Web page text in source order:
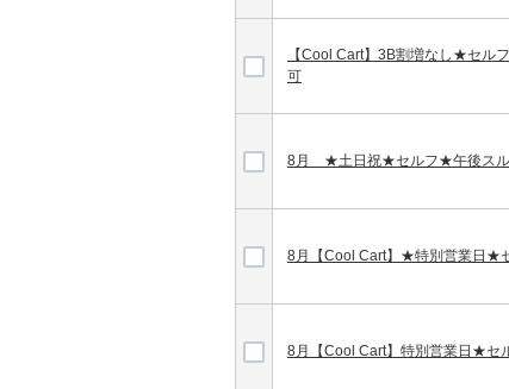
【Cool Cart】3B割増なし★セ
可
8月 ★土日祝★セルフ★午後ス
8月【Cool Cart】★特別営業日★
8月【Cool Cart】特別営業日★